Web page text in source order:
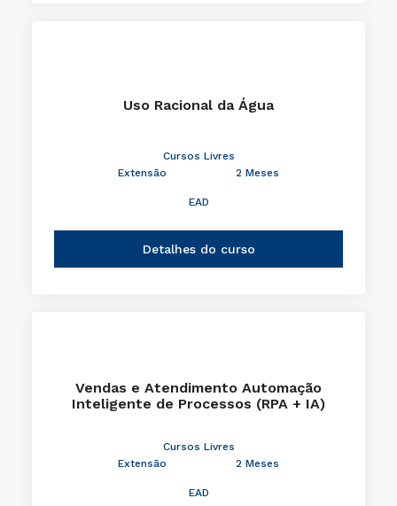
Uso Racional da Água
Cursos Livres
Extensão
2 Meses
EAD
Detalhes do curso
Vendas e Atendimento Automação
Inteligente de Processos (RPA + IA)
Cursos Livres
Extensão
2 Meses
EAD